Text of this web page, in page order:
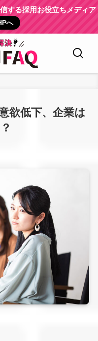
する採用お役立ちメディア
へ
欲低下、企業は